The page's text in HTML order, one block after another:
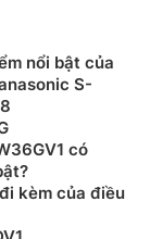
thời tiết
nối ống gió
đã được
máy vẫn có
trời có
nổi bật của
S-
có
kèm của điều